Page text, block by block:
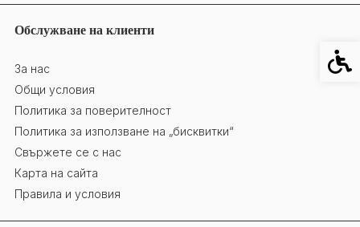
Обслужване на клиенти
За нас
Общи условия
Политика за поверителност
Политика за използване на „бисквитки“
Свържете се с нас
Карта на сайта
Правила и условия